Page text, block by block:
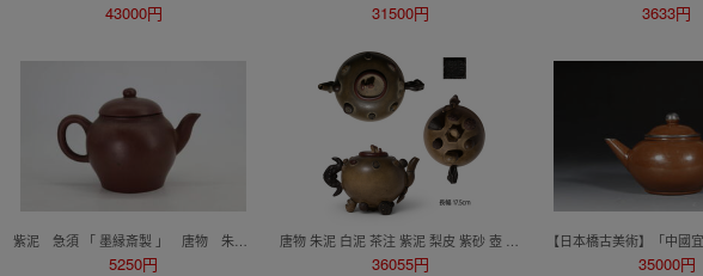
43000円 31500円 3633円
5250円 36055円 35000円